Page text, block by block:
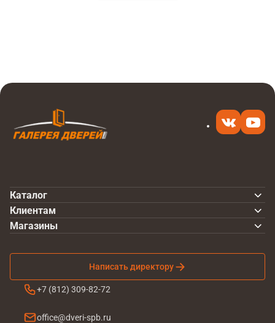
Каталог
Клиентам
Написать директору
+7 (812) 309-82-72
office@dveri-spb.ru
Магазины